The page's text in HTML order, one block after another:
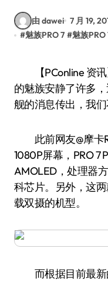
由 dawei 7 月 19,
#魅族PRO 7 #魅族PRO
【PConline 资讯】相比去年月月出新机，今年
的魅族安静了许多
舰的消息传出，我们
此前网友@摩卡
1080P屏幕，PRO 7
AMOLED，处理器
科芯片。另外，这
载双摄的机型。
而根据目前最新